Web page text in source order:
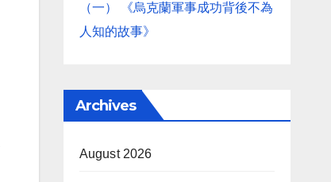
（一） 《烏克蘭軍事成功背後不為
人知的故事》
Archives
August 2026